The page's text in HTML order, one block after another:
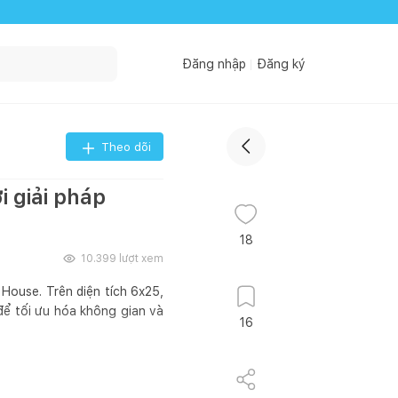
Đăng nhập Đăng ký
Theo dõi
giải pháp
10.399 lượt xem
Trên diện tích 6x25,
tối ưu hóa không gian và
18
16